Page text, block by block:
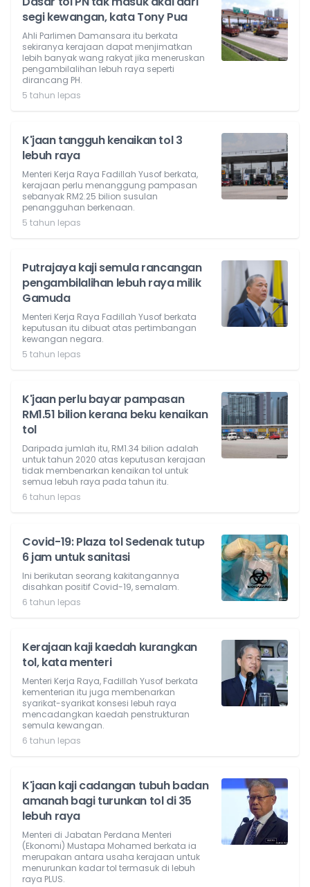
segi kewangan, kata Tony Pua
Ahli Parlimen Damansara itu berkata
sekiranya kerajaan dapat menjimatkan
lebih banyak wang rakyat jika meneruskan
pengambilalihan lebuh raya seperti
dirancang PH.
5 tahun lepas
K'jaan tangguh kenaikan tol 3
lebuh raya
Menteri Kerja Raya Fadillah Yusof berkata,
kerajaan perlu menanggung pampasan
sebanyak RM2.25 bilion susulan
penangguhan berkenaan.
5 tahun lepas
Putrajaya kaji semula rancangan
pengambilalihan lebuh raya milik
Gamuda
Menteri Kerja Raya Fadillah Yusof berkata
keputusan itu dibuat atas pertimbangan
kewangan negara.
5 tahun lepas
K'jaan perlu bayar pampasan
RM1.51 bilion kerana beku kenaikan
tol
Daripada jumlah itu, RM1.34 bilion adalah
untuk tahun 2020 atas keputusan kerajaan
tidak membenarkan kenaikan tol untuk
semua lebuh raya pada tahun itu.
6 tahun lepas
Covid-19: Plaza tol Sedenak tutup
6 jam untuk sanitasi
Ini berikutan seorang kakitangannya
disahkan positif Covid-19, semalam.
6 tahun lepas
Kerajaan kaji kaedah kurangkan
tol, kata menteri
Menteri Kerja Raya, Fadillah Yusof berkata
kementerian itu juga membenarkan
syarikat-syarikat konsesi lebuh raya
mencadangkan kaedah penstrukturan
semula kewangan.
6 tahun lepas
K'jaan kaji cadangan tubuh badan
amanah bagi turunkan tol di 35
lebuh raya
Menteri di Jabatan Perdana Menteri
(Ekonomi) Mustapa Mohamed berkata ia
merupakan antara usaha kerajaan untuk
menurunkan kadar tol termasuk di lebuh
raya PLUS.